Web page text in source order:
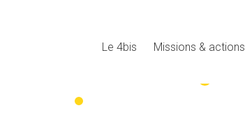
Le 4bis Missions & actions